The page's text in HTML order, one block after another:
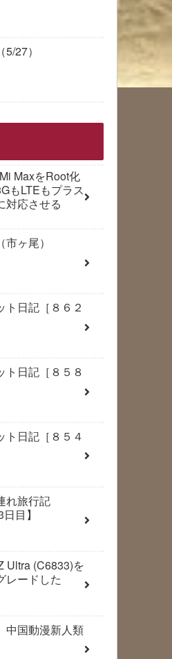
27）
MaxをRoot化
もLTEもプラス
対応させる
ヶ尾）
ト日記［８６２
ト日記［８５８
ト日記［８５４
れ旅行記
目】
Ultra (C6833)を
レードした
中国動漫新人類